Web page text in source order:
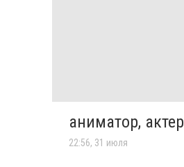
аниматор, актер
22:56, 31 июля